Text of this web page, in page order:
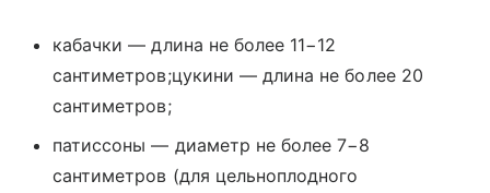
кабачки — длина не более 11−12
сантиметров;цукини — длина не более 20
сантиметров;
патиссоны — диаметр не более 7−8
сантиметров (для цельноплодного